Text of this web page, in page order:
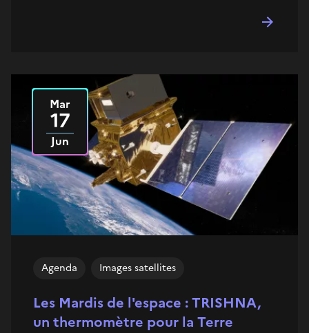
Les Mardis de l'espace : TRISHNA,
un thermomètre pour la Terre
Agenda Images satellites
Le
Mar
17
Jun
2025